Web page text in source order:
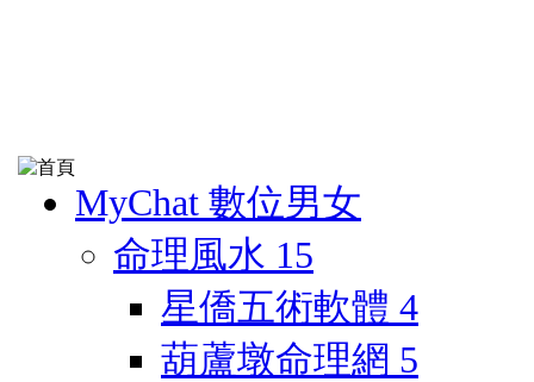
MyChat 數位男女
命理風水 15
星僑五術軟體 4
葫蘆墩命理網 5